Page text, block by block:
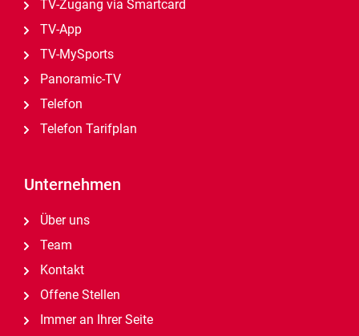
TV-Zugang via Smartcard
TV-App
TV-MySports
Panoramic-TV
Telefon
Telefon Tarifplan
Unternehmen
Über uns
Team
Kontakt
Offene Stellen
Immer an Ihrer Seite